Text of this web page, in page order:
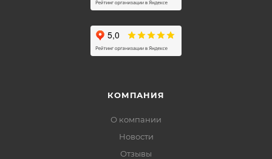
КОМПАНИЯ
О компании
Новости
Отзывы